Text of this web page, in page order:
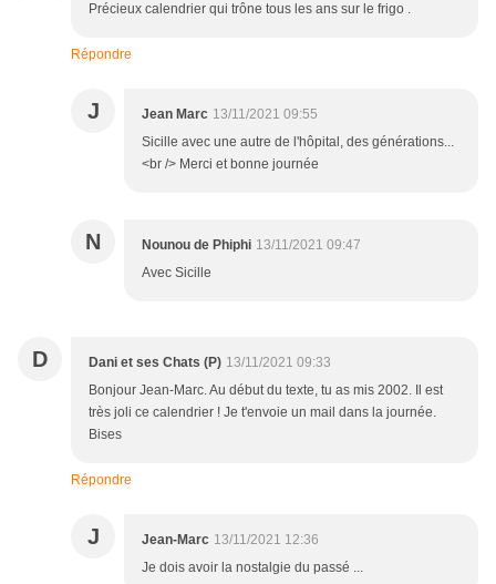
Précieux calendrier qui trône tous les ans sur le frigo .
Répondre
J Jean Marc 13/11/2021 09:55
Sicille avec une autre de l'hôpital, des générations...
<br /> Merci et bonne journée
N Nounou de Phiphi 13/11/2021 09:47
Avec Sicille
D Dani et ses Chats (P) 13/11/2021 09:33
Bonjour Jean-Marc. Au début du texte, tu as mis 2002. Il est
très joli ce calendrier ! Je t'envoie un mail dans la journée.
Bises
Répondre
J Jean-Marc 13/11/2021 12:36
Je dois avoir la nostalgie du passé ...